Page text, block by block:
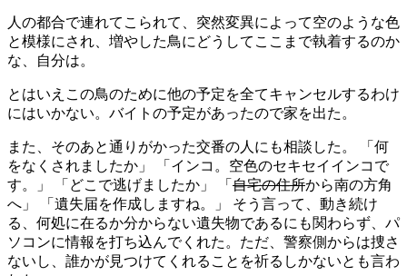
人の都合で連れてこられて、突然変異によって空のような色
と模様にされ、増やした鳥にどうしてここまで執着するのか
な、自分は。
とはいえこの鳥のために他の予定を全てキャンセルするわけ
にはいかない。バイトの予定があったので家を出た。
また、そのあと通りがかった交番の人にも相談した。 「何
をなくされましたか」 「インコ。空色のセキセイインコで
す。」 「どこで逃げましたか」 「 自宅の住所から南の方角
へ」 「遺失届を作成しますね。」 そう言って、動き続け
る、何処に在るか分からない遺失物であるにも関わらず、パ
ソコンに情報を打ち込んでくれた。ただ、警察側からは捜さ
ないし、誰かが見つけてくれることを祈るしかないとも言わ